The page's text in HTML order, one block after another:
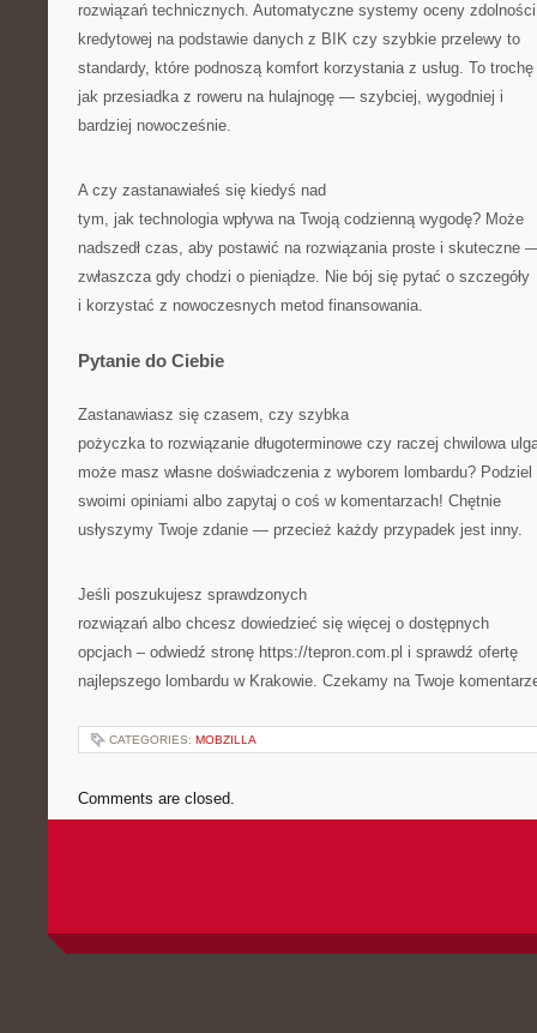
rozwiązań technicznych. Automatyczne systemy oceny zdolności
kredytowej na podstawie danych z BIK czy szybkie przelewy to
standardy, które podnoszą komfort korzystania z usług. To trochę
jak przesiadka z roweru na hulajnogę — szybciej, wygodniej i
bardziej nowocześnie.
A czy zastanawiałeś się kiedyś nad
tym, jak technologia wpływa na Twoją codzienną wygodę? Może
nadszedł czas, aby postawić na rozwiązania proste i skuteczne
zwłaszcza gdy chodzi o pieniądze. Nie bój się pytać o szczegóły
i korzystać z nowoczesnych metod finansowania.
Pytanie do Ciebie
Zastanawiasz się czasem, czy szybka
pożyczka to rozwiązanie długoterminowe czy raczej chwilowa
może masz własne doświadczenia z wyborem lombardu? Podziel
swoimi opiniami albo zapytaj o coś w komentarzach! Chętnie
usłyszymy Twoje zdanie — przecież każdy przypadek jest inny.
Jeśli poszukujesz sprawdzonych
rozwiązań albo chcesz dowiedzieć się więcej o dostępnych
opcjach – odwiedź stronę https://tepron.com.pl i sprawdź ofertę
najlepszego lombardu w Krakowie. Czekamy na Twoje
CATEGORIES: MOBZILLA
Comments are closed.